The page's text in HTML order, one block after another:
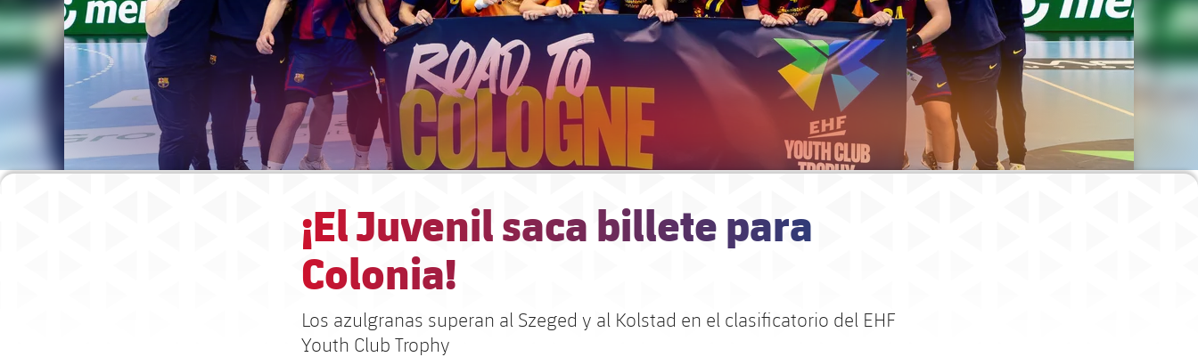
¡El Juvenil saca billete para
Colonia!
Los azulgranas superan al Szeged y al Kolstad en el clasificatorio del EHF
Youth Club Trophy